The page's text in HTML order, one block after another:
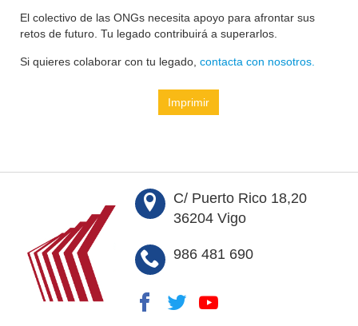
El colectivo de las ONGs necesita apoyo para afrontar sus
retos de futuro. Tu legado contribuirá a superarlos.
Si quieres colaborar con tu legado, contacta con nosotros.
Imprimir
C/ Puerto Rico 18,20
36204 Vigo
986 481 690